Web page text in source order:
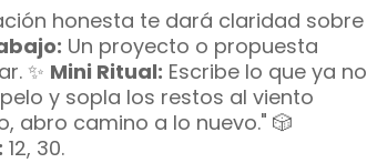
honesta te dará claridad sobre
Un proyecto o propuesta
✨ Mini Ritual: Escribe lo que ya no
y sopla los restos al viento
abro camino a lo nuevo." 🎲
12, 30.